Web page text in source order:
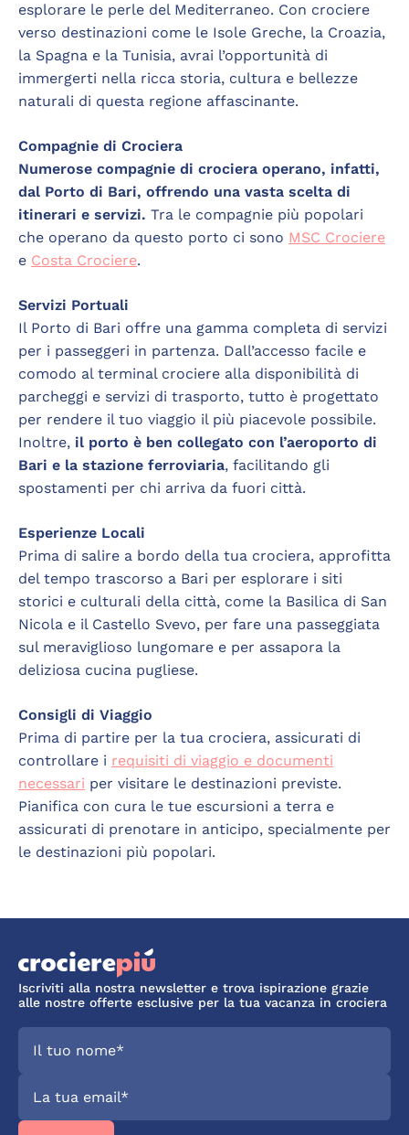
esplorare le perle del Mediterraneo. Con crociere
verso destinazioni come le Isole Greche, la Croazia,
la Spagna e la Tunisia, avrai l’opportunità di
immergerti nella ricca storia, cultura e bellezze
naturali di questa regione affascinante.
Compagnie di Crociera
Numerose compagnie di crociera operano, infatti,
dal Porto di Bari, offrendo una vasta scelta di
itinerari e servizi. Tra le compagnie più popolari
che operano da questo porto ci sono MSC Crociere
e Costa Crociere.
Servizi Portuali
Il Porto di Bari offre una gamma completa di servizi
per i passeggeri in partenza. Dall’accesso facile e
comodo al terminal crociere alla disponibilità di
parcheggi e servizi di trasporto, tutto è progettato
per rendere il tuo viaggio il più piacevole possibile.
Inoltre, il porto è ben collegato con l’aeroporto di
Bari e la stazione ferroviaria, facilitando gli
spostamenti per chi arriva da fuori città.
Esperienze Locali
Prima di salire a bordo della tua crociera, approfitta
del tempo trascorso a Bari per esplorare i siti
storici e culturali della città, come la Basilica di San
Nicola e il Castello Svevo, per fare una passeggiata
sul meraviglioso lungomare e per assapora la
deliziosa cucina pugliese.
Consigli di Viaggio
Prima di partire per la tua crociera, assicurati di
controllare i requisiti di viaggio e documenti
necessari per visitare le destinazioni previste.
Pianifica con cura le tue escursioni a terra e
assicurati di prenotare in anticipo, specialmente per
le destinazioni più popolari.
Iscriviti alla nostra newsletter e trova ispirazione grazie
alle nostre offerte esclusive per la tua vacanza in crociera